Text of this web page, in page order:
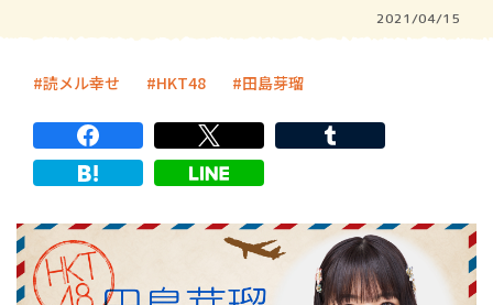
2021/04/15
読メル幸せ HKT48 田島芽瑠